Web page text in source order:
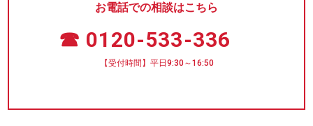
お電話での相談はこちら
☎ 0120-533-336
【受付時間】平日9:30～16:50